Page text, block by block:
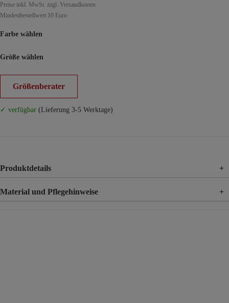
Preise inkl. MwSt. zzgl. Versandkosten
Mindestbestellwert 10 Euro
Farbe wählen
Größe wählen
Größenberater
✓ verfügbar (Lieferung 3-5 Werktage)
Produktdetails +
Material und Pflegehinweise +